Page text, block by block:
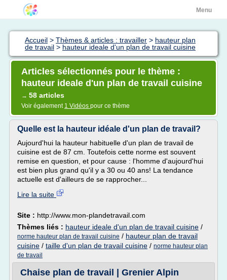
Menu
Accueil > Thèmes & articles : travailler > hauteur plan
de travail > hauteur ideale d'un plan de travail cuisine
Articles sélectionnés pour le thème :
hauteur ideale d'un plan de travail cuisine
→ 58 articles
Voir également 1 Vidéos pour ce thème
Quelle est la hauteur idéale d'un plan de travail?
Aujourd'hui la hauteur habituelle d'un plan de travail de
cuisine est de 87 cm. Toutefois cette norme est souvent
remise en question, et pour cause : l'homme d'aujourd'hui
est bien plus grand qu'il y a 30 ou 40 ans! La tendance
actuelle est d'ailleurs de se rapprocher...
Lire la suite
Site : http://www.mon-plandetravail.com
Thèmes liés : hauteur ideale d'un plan de travail cuisine /
norme hauteur plan de travail cuisine / hauteur plan de travail
cuisine / taille d'un plan de travail cuisine / norme hauteur plan
de travail
Chaise plan de travail | Grenier Alpin